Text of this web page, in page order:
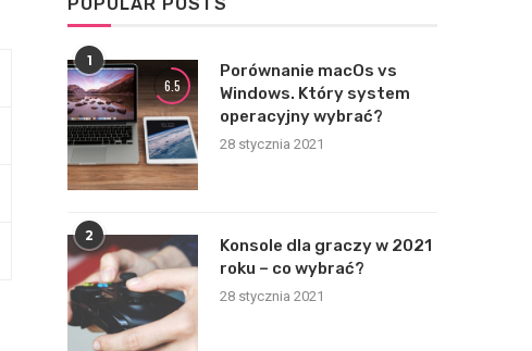
1
6.5
Porównanie macOs vs
Windows. Który system
operacyjny wybrać?
28 stycznia 2021
2
Konsole dla graczy w 2021
roku – co wybrać?
28 stycznia 2021